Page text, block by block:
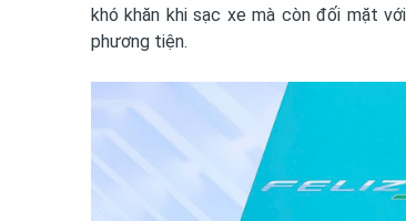
khó khăn khi sạc xe mà còn đối mặt
phương tiện.